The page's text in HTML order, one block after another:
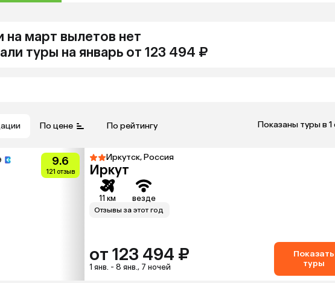
на март вылетов нет
туры на январь от 123 494 ₽
По цене По рейтингу Показаны туры в 1
9.6
121 отзыв
Иркутск, Россия
Иркут
11 км везде
Отзывы за этот год
от 123 494 ₽
1 янв. - 8 янв., 7 ночей
Показать
туры